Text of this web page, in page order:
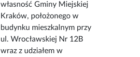
własność Gminy Miejskiej
Kraków, położonego w
budynku mieszkalnym przy
ul. Wrocławskiej Nr 12B
wraz z udziałem w